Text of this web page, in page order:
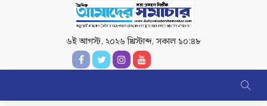
৬ই আগস্ট, ২০২৬ খ্রিস্টাব্দ,সকাল ১০:৪৮